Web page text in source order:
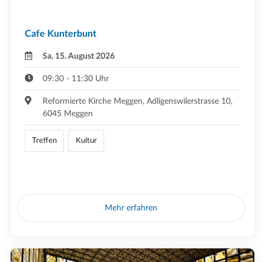
Cafe Kunterbunt
Sa, 15. August 2026
09:30 - 11:30 Uhr
Reformierte Kirche Meggen, Adligenswilerstrasse 10,
6045 Meggen
Treffen Kultur
Mehr erfahren